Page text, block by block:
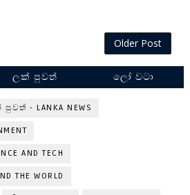
Older Post
ලක් පුවත් ලෝ වටා
- LANKA NEWS
AND TECH
THE WORLD